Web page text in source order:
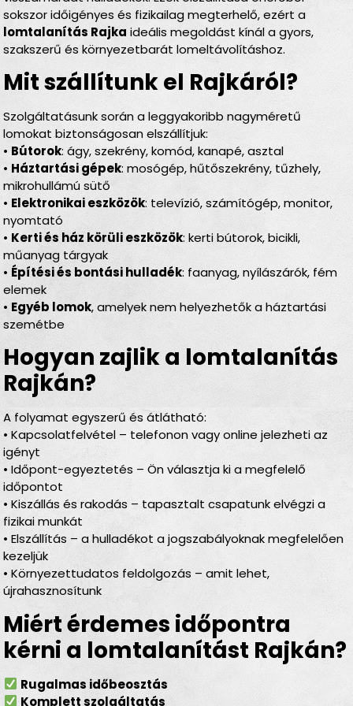
sokszor időigényes és fizikailag megterhelő, ezért a
lomtalanítás Rajka ideális megoldást kínál a gyors,
szakszerű és környezetbarát lomeltávolításhoz.
Mit szállítunk el Rajkáról?
Szolgáltatásunk során a leggyakoribb nagyméretű
lomokat biztonságosan elszállítjuk:
• Bútorok: ágy, szekrény, komód, kanapé, asztal
• Háztartási gépek: mosógép, hűtőszekrény, tűzhely,
mikrohullámú sütő
• Elektronikai eszközök: televízió, számítógép, monitor,
nyomtató
• Kerti és ház körüli eszközök: kerti bútorok, bicikli,
műanyag tárgyak
• Építési és bontási hulladék: faanyag, nyílászárók, fém
elemek
• Egyéb lomok, amelyek nem helyezhetők a háztartási
szemétbe
Hogyan zajlik a lomtalanítás
Rajkán?
A folyamat egyszerű és átlátható:
• Kapcsolatfelvétel – telefonon vagy online jelezheti az
igényt
• Időpont-egyeztetés – Ön választja ki a megfelelő
időpontot
• Kiszállás és rakodás – tapasztalt csapatunk elvégzi a
fizikai munkát
• Elszállítás – a hulladékot a jogszabályoknak megfelelően
kezeljük
• Környezettudatos feldolgozás – amit lehet,
újrahasznosítunk
Miért érdemes időpontra
kérni a lomtalanítást Rajkán?
Rugalmas időbeosztás
Komplett szolgáltatás